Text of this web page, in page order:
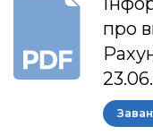
про